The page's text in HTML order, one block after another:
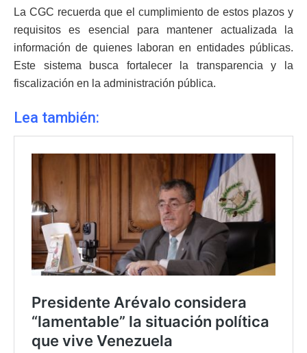
La CGC recuerda que el cumplimiento de estos plazos y
requisitos es esencial para mantener actualizada la
información de quienes laboran en entidades públicas.
Este sistema busca fortalecer la transparencia y la
fiscalización en la administración pública.
Lea también: